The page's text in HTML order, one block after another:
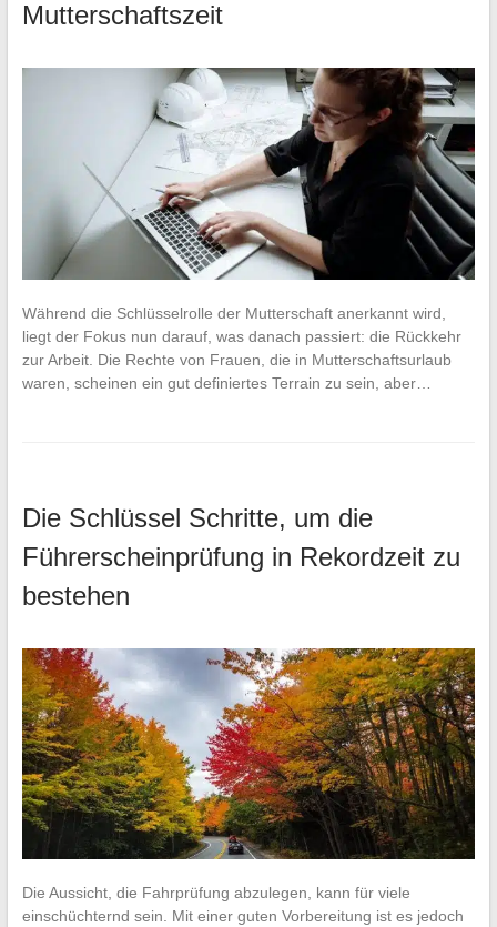
Mutterschaftszeit
Während die Schlüsselrolle der Mutterschaft anerkannt wird,
liegt der Fokus nun darauf, was danach passiert: die Rückkehr
zur Arbeit. Die Rechte von Frauen, die in Mutterschaftsurlaub
waren, scheinen ein gut definiertes Terrain zu sein, aber…
Die Schlüssel Schritte, um die
Führerscheinprüfung in Rekordzeit zu
bestehen
Die Aussicht, die Fahrprüfung abzulegen, kann für viele
einschüchternd sein. Mit einer guten Vorbereitung ist es jedoch